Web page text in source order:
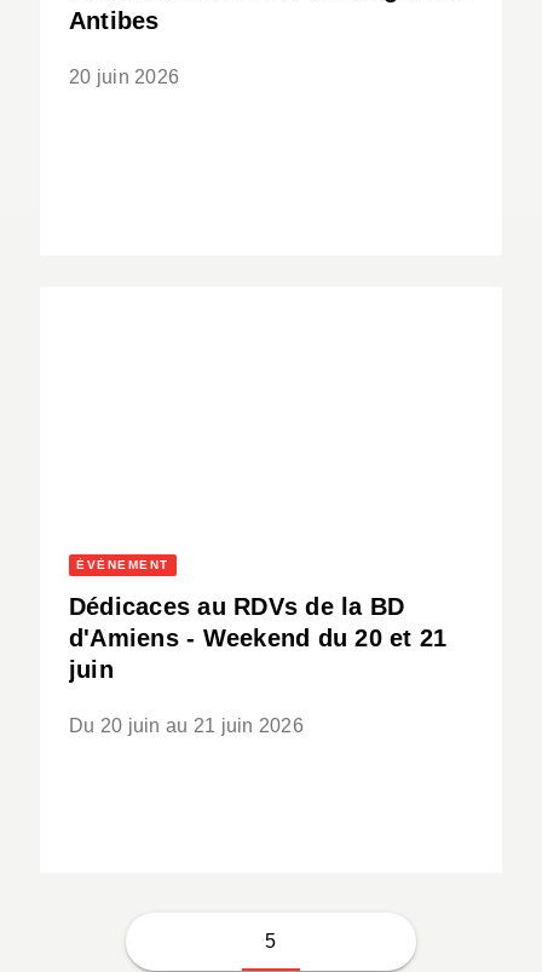
Antibes
20 juin 2026
ÉVÈNEMENT
Dédicaces au RDVs de la BD
d'Amiens - Weekend du 20 et 21
juin
Du 20 juin au 21 juin 2026
5